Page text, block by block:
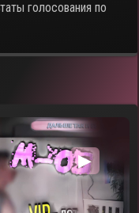
голосования по
▶